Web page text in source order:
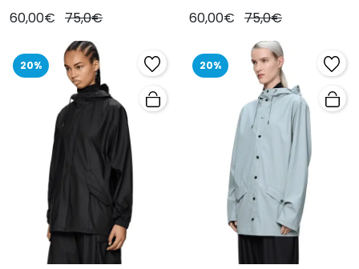
60,00€ 75,0€ 60,00€ 75,0€
20% 20%